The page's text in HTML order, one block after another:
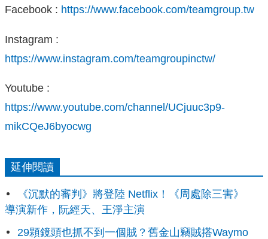
Facebook : https://www.facebook.com/teamgroup.tw
Instagram :
https://www.instagram.com/teamgroupinctw/
Youtube :
https://www.youtube.com/channel/UCjuuc3p9-
mikCQeJ6byocwg
延伸閱讀
《沉默的審判》將登陸 Netflix！《周處除三害》
導演新作，阮經天、王淨主演
29顆鏡頭也抓不到一個賊？舊金山竊賊搭Waymo